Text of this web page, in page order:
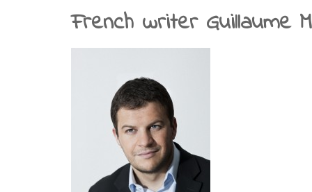
French writer Guillaume